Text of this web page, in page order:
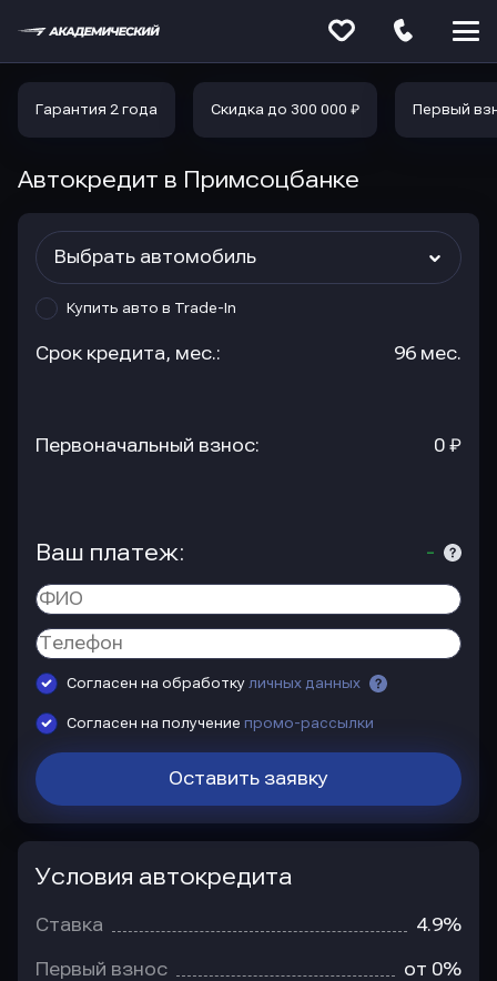
Гарантия 2 года Скидка до 300 000 ₽ Первый
Автокредит в Примсоцбанке
Выбрать автомобиль
Купить авто в Trade-In
Срок кредита, мес.: 96 мес.
Первоначальный взнос: 0 ₽
Ваш платеж: -
Согласен на обработку личных данных
Согласен на получение промо-рассылки
Оставить заявку
Условия автокредита
Ставка 4.9%
Первый взнос от 0%